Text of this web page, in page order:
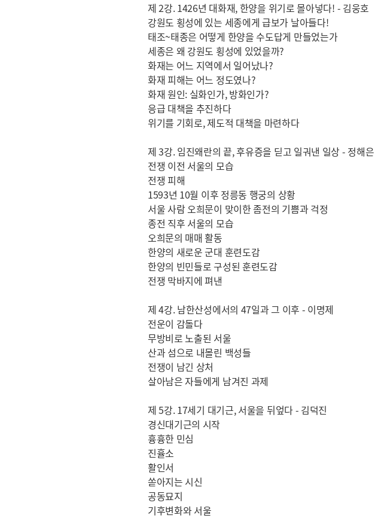
제 2강. 1426년 대화재, 한양을 위기로 몰아넣다! - 김웅호
강원도 횡성에 있는 세종에게 급보가 날아들다!
태조~태종은 어떻게 한양을 수도답게 만들었는가
세종은 왜 강원도 횡성에 있었을까?
화재는 어느 지역에서 일어났나?
화재 피해는 어느 정도였나?
화재 원인: 실화인가, 방화인가?
응급 대책을 추진하다
위기를 기회로, 제도적 대책을 마련하다
제 3강. 임진왜란의 끝, 후유증을 딛고 일궈낸 일상 - 정해은
전쟁 이전 서울의 모습
전쟁 피해
1593년 10월 이후 정릉동 행궁의 상황
서울 사람 오희문이 맞이한 좀전의 기쁨과 걱정
종전 직후 서울의 모습
오희문의 매매 활동
한양의 새로운 군대 훈련도감
한양의 빈민들로 구성된 훈련도감
전쟁 막바지에 펴낸
제 4강. 남한산성에서의 47일과 그 이후 - 이명제
전운이 감돌다
무방비로 노출된 서울
산과 섬으로 내몰린 백성들
전쟁이 남긴 상처
살아남은 자들에게 남겨진 과제
제 5강. 17세기 대기근, 서울을 뒤엎다 - 김덕진
경신대기근의 시작
흉흉한 민심
진휼소
활인서
쏟아지는 시신
공동묘지
기후변화와 서울